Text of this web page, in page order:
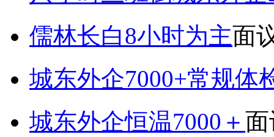
儒林长白8小时为主面
城东外企7000+常规体
城东外企恒温7000＋